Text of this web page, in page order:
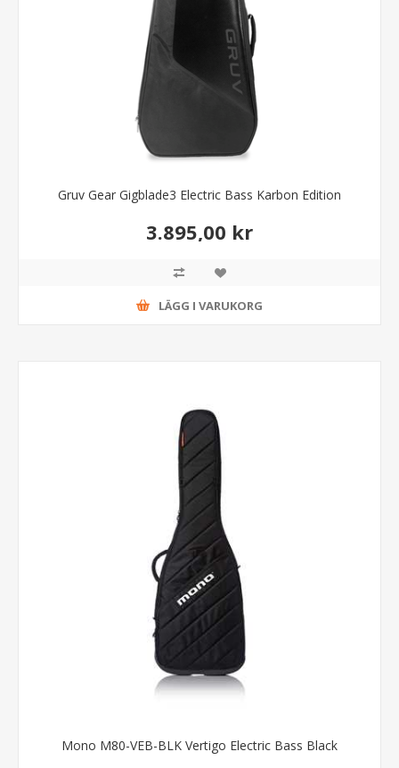
Gruv Gear Gigblade3 Electric Bass Karbon Edition
3.895,00 kr
LÄGG I VARUKORG
Mono M80-VEB-BLK Vertigo Electric Bass Black